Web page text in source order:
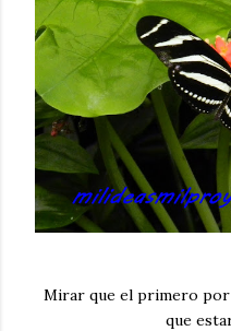
Mirar que el primero por
que